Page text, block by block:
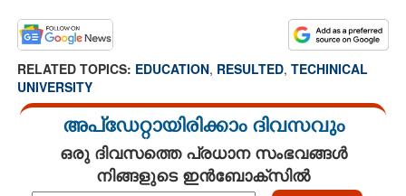
RELATED TOPICS: EDUCATION, RESULTED, TECHINICAL
UNIVERSITY
അപ്ഡേറ്റായിരിക്കാം ദിവസവും
ഒരു ദിവസത്തെ പ്രധാന സംഭവങ്ങൾ
നിങ്ങളുടെ ഇൻബോക്സിൽ